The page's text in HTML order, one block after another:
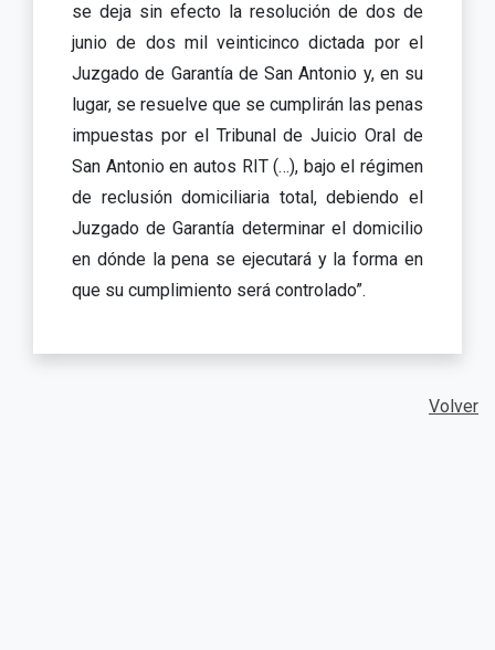
se deja sin efecto la resolución de dos de
junio de dos mil veinticinco dictada por el
Juzgado de Garantía de San Antonio y, en su
lugar, se resuelve que se cumplirán las penas
impuestas por el Tribunal de Juicio Oral de
San Antonio en autos RIT (…), bajo el régimen
de reclusión domiciliaria total, debiendo el
Juzgado de Garantía determinar el domicilio
en dónde la pena se ejecutará y la forma en
que su cumplimiento será controlado”.
Volver